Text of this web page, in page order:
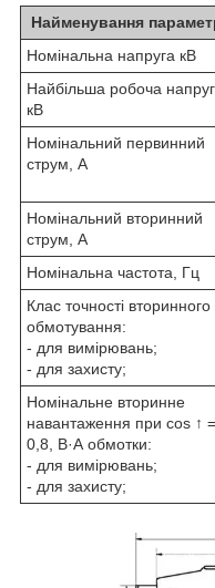
Найменування
Номінальна напруга кВ
Найбільша робоча
кВ
Номінальний первинний
струм, А
Номінальний вторинний
струм, А
Номінальна частота, Гц
Клас точності вторинного
обмотування:
- для вимірювань;
- для захисту;
Номінальне вторинне
навантаження при сos ↑ =
0,8, В·А обмотки:
- для вимірювань;
- для захисту;